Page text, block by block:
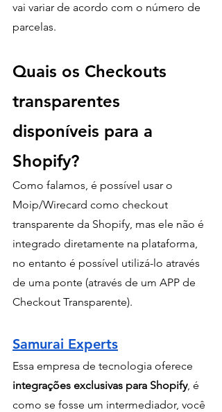
vai variar de acordo com o número de
parcelas.
Quais os Checkouts
transparentes
disponíveis para a
Shopify?
Como falamos, é possível usar o
Moip/Wirecard como checkout
transparente da Shopify, mas ele não é
integrado diretamente na plataforma,
no entanto é possível utilizá-lo através
de uma ponte (através de um APP de
Checkout Transparente).
Samurai Experts
Essa empresa de tecnologia oferece
integrações exclusivas para Shopify, é
como se fosse um intermediador, você